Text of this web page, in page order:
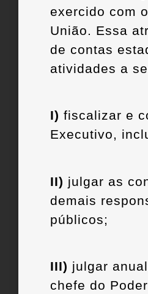
exercido com
União. Essa
de contas
atividades a
I) fiscalizar e
Executivo,
II) julgar as
demais
públicos;
III) julgar
chefe do